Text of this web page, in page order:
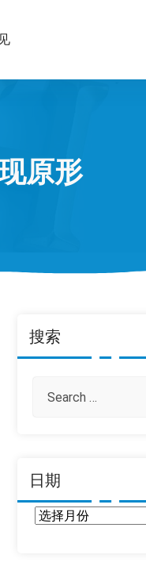
原形
搜索
日期